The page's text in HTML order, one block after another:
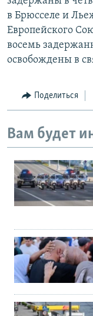
TÜRKMENÇE
в Брюсселе и
Европейского
восемь
освобождены в
Поделиться
Вам будет